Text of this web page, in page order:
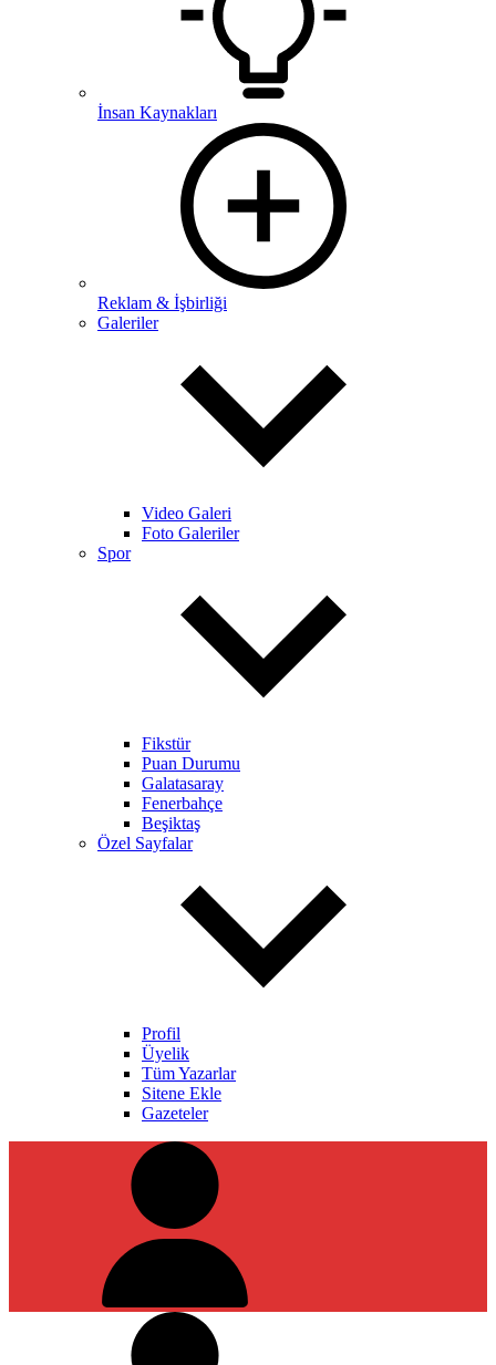
İnsan Kaynakları
Reklam & İşbirliği
Galeriler
Video Galeri
Foto Galeriler
Spor
Fikstür
Puan Durumu
Galatasaray
Fenerbahçe
Beşiktaş
Özel Sayfalar
Profil
Üyelik
Tüm Yazarlar
Sitene Ekle
Gazeteler